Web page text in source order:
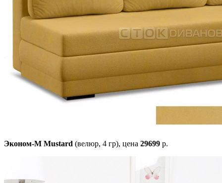
Эконом-М Mustard (велюр, 4 гр), цена 29699 р.